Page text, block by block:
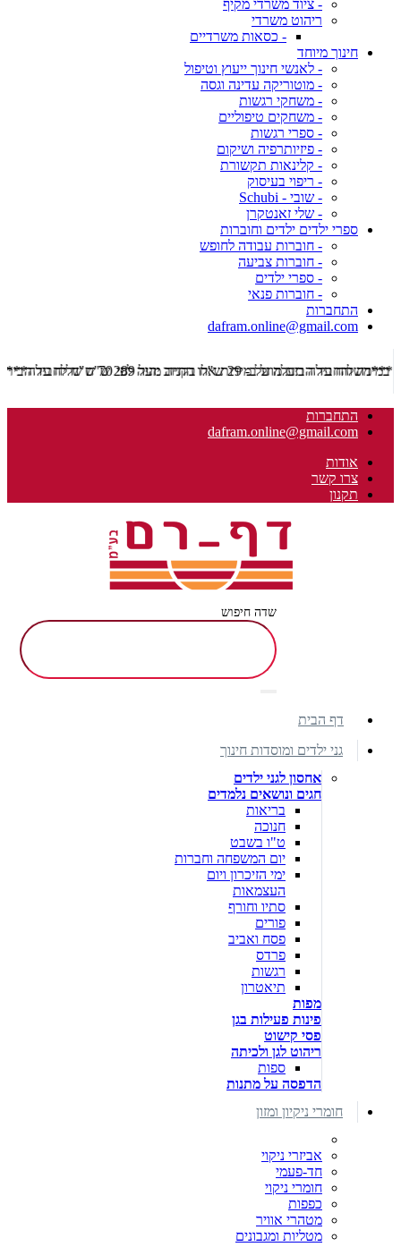
- ציוד משרדי מקיף
ריהוט משרדי
- כסאות משרדיים
חינוך מיוחד
- לאנשי חינוך ייעוץ וטיפול
- מוטוריקה עדינה וגסה
- משחקי רגשות
- משחקים טיפוליים
- ספרי רגשות
- פיזיותרפיה ושיקום
- קלינאות תקשורת
- ריפוי בעיסוק
- שובי - Schubi
- שלי זאנטקרן
ספרי ילדים ילדים וחוברות
- חוברות עבודה לחופש
- חוברות צביעה
- ספרי ילדים
- חוברות פנאי
התחברות
dafram.online@gmail.com
***משלוח עד הבית מוזל ב- 29 ש"ח בקניה מעל 289 ש"ח שליח עד הבית ***
התחברות
dafram.online@gmail.com
אודות
צרו קשר
תקנון
שדה חיפוש
דף הבית
גני ילדים ומוסדות חינוך
אחסון לגני ילדים
חגים ונושאים נלמדים
בריאות
חנוכה
ט"ו בשבט
יום המשפחה וחברות
ימי הזיכרון ויום
העצמאות
סתיו וחורף
פורים
פסח ואביב
פרדס
רגשות
תיאטרון
מפות
פינות פעילות בגן
פסי קישוט
ריהוט לגן ולכיתה
ספות
הדפסה על מתנות
חומרי ניקיון ומזון
אביזרי ניקוי
חד-פעמי
חומרי ניקוי
כפפות
מטהרי אוויר
מטליות ומגבונים